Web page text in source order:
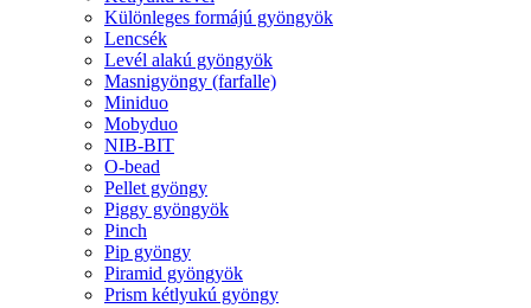
Különleges formájú gyöngyök
Lencsék
Levél alakú gyöngyök
Masnigyöngy (farfalle)
Miniduo
Mobyduo
NIB-BIT
O-bead
Pellet gyöngy
Piggy gyöngyök
Pinch
Pip gyöngy
Piramid gyöngyök
Prism kétlyukú gyöngy